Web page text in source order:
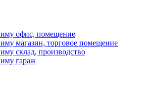
офис, помещение
магазин, торговое помещение
склад, производство
гараж